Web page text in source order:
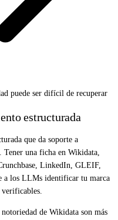
puede ser difícil de recuperar
estructurada
que da soporte a
una ficha en Wikidata,
LinkedIn, GLEIF,
a los LLMs identificar tu marca
de Wikidata son más